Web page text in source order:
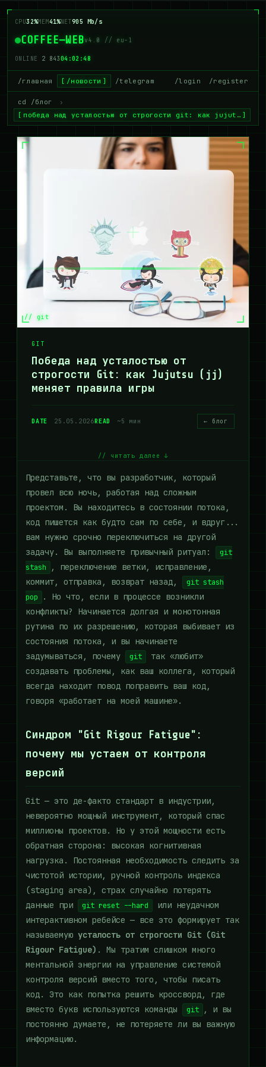
CPU28%MEM42%NET885 Mb/s
COFFEE—WEBv4.0 // eu-1
ONLINE 2 84104:02:49
/главная /новости /telegram /login /register
cd /блог
›
победа над усталостью от строгости git: как jujut…
// git
GIT
Победа над усталостью от
строгости Git: как Jujutsu (jj)
меняет правила игры
DATE 25.05.2026READ ~5 мин ← блог
// читать далее ↓
Представьте, что вы разработчик, который
провел всю ночь, работая над сложным
проектом. Вы находитесь в состоянии потока,
код пишется как будто сам по себе, и вдруг...
вам нужно срочно переключиться на другой
задачу. Вы выполняете привычный ритуал:
git
stash
, переключение ветки, исправление,
коммит, отправка, возврат назад,
git stash
pop
. Но что, если в процессе возникли
конфликты? Начинается долгая и монотонная
рутина по их разрешению, которая выбивает из
состояния потока, и вы начинаете
задумываться, почему
git
так «любит»
создавать проблемы, как ваш коллега, который
всегда находит повод поправить ваш код,
говоря «работает на моей машине».
Синдром "Git Rigour Fatigue":
почему мы устаем от контроля
версий
Git — это де-факто стандарт в индустрии,
невероятно мощный инструмент, который спас
миллионы проектов. Но у этой мощности есть
обратная сторона: высокая когнитивная
нагрузка. Постоянная необходимость следить за
чистотой истории, ручной контроль индекса
(staging area), страх случайно потерять
данные при
git reset --hard
или неудачном
интерактивном ребейсе — все это формирует так
называемую усталость от строгости Git (Git
Rigour Fatigue) . Мы тратим слишком много
ментальной энергии на управление системой
контроля версий вместо того, чтобы писать
код. Это как попытка решить кроссворд, где
вместо букв используются команды
git
, и вы
постоянно думаете, не потеряете ли вы важную
информацию.